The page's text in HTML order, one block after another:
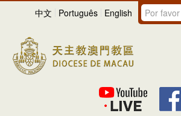
中文 Português English